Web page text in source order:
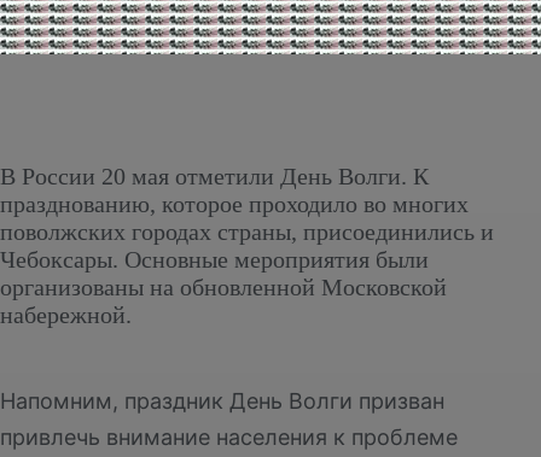
В России 20 мая отметили День Волги. К
празднованию, которое проходило во многих
поволжских городах страны, присоединились и
Чебоксары. Основные мероприятия были
организованы на обновленной Московской
набережной.
Напомним, праздник День Волги призван
привлечь внимание населения к проблеме